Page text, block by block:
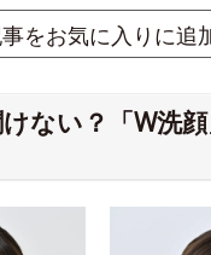
をお気に入りに追
ない？「W洗